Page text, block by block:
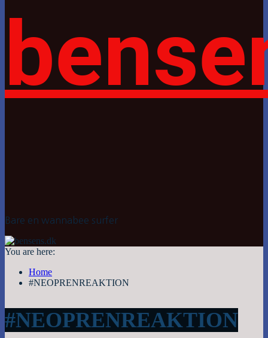
Bare en wannabee surfer
You are here:
Home
#NEOPRENREAKTION
#NEOPRENREAKTION